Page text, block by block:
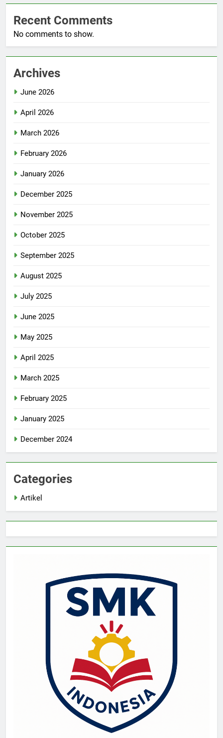
Recent Comments
No comments to show.
Archives
June 2026
April 2026
March 2026
February 2026
January 2026
December 2025
November 2025
October 2025
September 2025
August 2025
July 2025
June 2025
May 2025
April 2025
March 2025
February 2025
January 2025
December 2024
Categories
Artikel